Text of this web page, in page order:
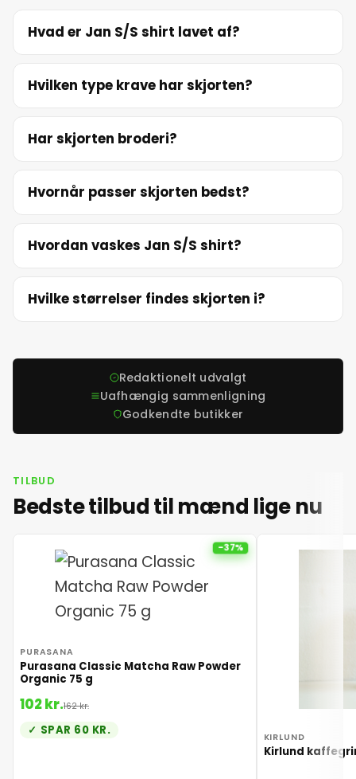
Hvad er Jan S/S shirt lavet af?
Hvilken type krave har skjorten?
Har skjorten broderi?
Hvornår passer skjorten bedst?
Hvordan vaskes Jan S/S shirt?
Hvilke størrelser findes skjorten i?
Redaktionelt udvalgt
Uafhængig sammenligning
Godkendte butikker
TILBUD
Bedste tilbud til mænd lige nu
-37%
PURASANA
Purasana Classic Matcha Raw Powder
Organic 75 g
102 kr.162 kr.
SPAR 60 KR. KIRLUND
Kirlund